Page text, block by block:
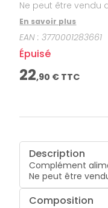
Ne peut être vendu
En savoir plus
EAN :3770001283661
Épuisé
22,90 € TTC
Description
Complément
Ne peut être
Composition